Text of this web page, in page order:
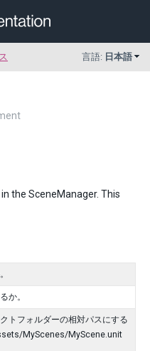
言語: 日本語
the SceneManager. This
か。
トフォルダーの相対パスにする
MyScenes/MyScene.unit